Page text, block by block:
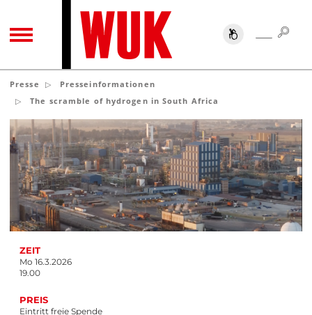
TOGGLE NAVIGATION SUCHE
Presse
Presseinformationen
The scramble of hydrogen in South Africa
ZEIT
Mo 16.3.2026
19.00
PREIS
Eintritt freie Spende